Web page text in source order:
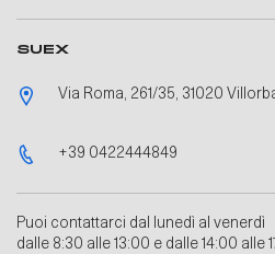
SUEX
Via Roma, 261/35, 31020
+39 0422444849
Puoi contattarci dal lunedì al venerdì
dalle 8:30 alle 13:00 e dalle 14:00 alle